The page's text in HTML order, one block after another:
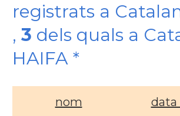
registrats a
, 3 dels quals a
HAIFA *
nom